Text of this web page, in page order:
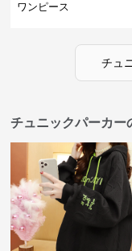
ワンピース
チュ
チュニックパーカー